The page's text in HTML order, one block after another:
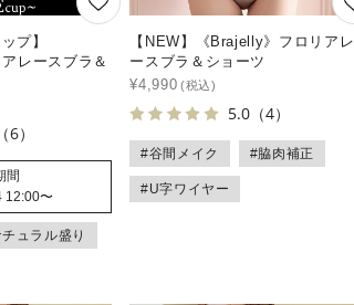
プ】
レースブラ＆
（6）
間
12:00〜
ュラル盛り
【NEW】《Brajelly》フロリアレ
ースブラ＆ショーツ
¥4,990
5.0 （4）
#谷間メイク #脇肉補正
#U字ワイヤー